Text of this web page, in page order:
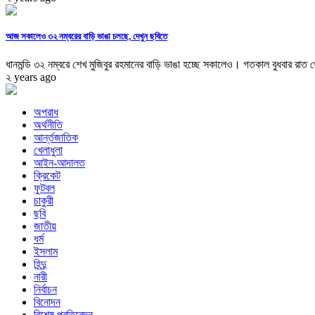
আজ সকালেও ৩২ নম্বরের বাড়ি ভাঙা চলছে, দেখুন ছবিতে
ধানমন্ডি ৩২ নম্বরে শেখ মুজিবুর রহমানের বাড়ি ভাঙা হচ্ছে সকালেও। গতকাল বুধবার রাত
২ years ago
অপরাধ
অর্থনীতি
আর্ন্তজাতিক
খেলাধুলা
আইন-আদালত
ক্রিকেট
ফুটবল
চাকুরী
ছবি
জাতীয়
ধর্ম
ইসলাম
হিন্দু
নারী
নির্বাচন
বিনোদন